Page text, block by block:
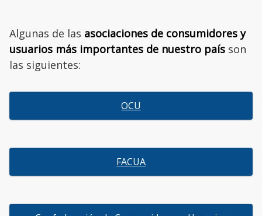
Algunas de las asociaciones de consumidores y
usuarios más importantes de nuestro país son
las siguientes:
OCU
FACUA